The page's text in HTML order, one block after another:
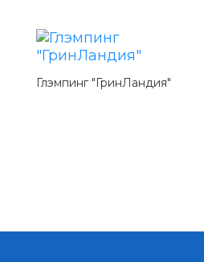
Глэмпинг "ГринЛандия"